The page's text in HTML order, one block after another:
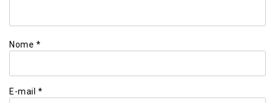
Nome *
E-mail *